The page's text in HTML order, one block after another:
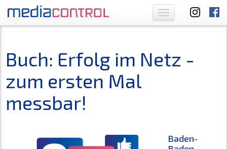
Toggle
navigation
Buch: Erfolg im Netz -
zum ersten Mal
messbar!
Baden-